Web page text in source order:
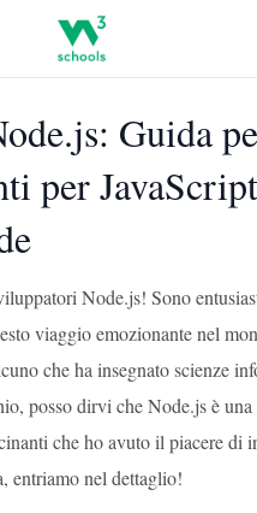
Guida
per JavaScript
Node.js! Sono
viaggio emozionante nel
che ha insegnato scienze
posso dirvi che Node.js è
che ho avuto il piacere di
entriamo nel dettaglio!